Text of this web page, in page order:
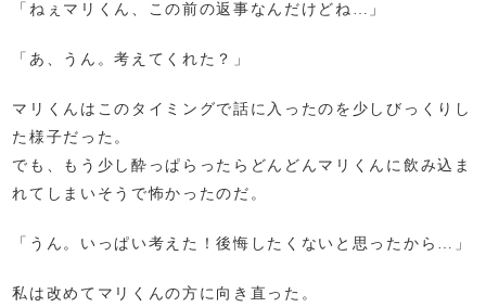
「ねぇマリくん、この前の返事なんだけどね…」
「あ、うん。考えてくれた？」
マリくんはこのタイミングで話に入ったのを少しびっくりし
た様子だった。
でも、もう少し酔っぱらったらどんどんマリくんに飲み込ま
れてしまいそうで怖かったのだ。
「うん。いっぱい考えた！後悔したくないと思ったから…」
私は改めてマリくんの方に向き直った。